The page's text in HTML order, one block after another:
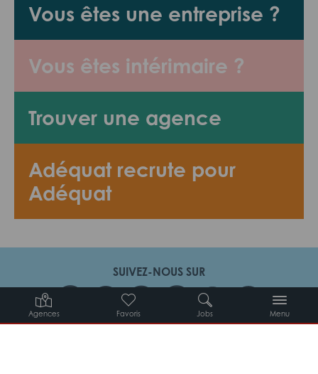
Agences Favoris Jobs Menu
Vous êtes une entreprise ?
Vous êtes intérimaire ?
Trouver une agence
Adéquat recrute pour
Adéquat
SUIVEZ-NOUS SUR